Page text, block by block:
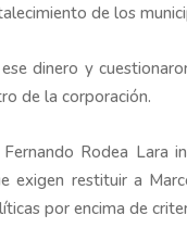
de los
dinero y
de la corporación.
Rodea Lara
exigen restituir a
por encima de